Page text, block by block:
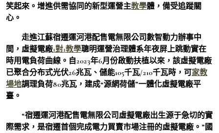
笑起來。增進供需協同的新型運營主教學體，備受追蹤關
心。
走進江蘇宿遷運河港配售電無限公司數智動力辦事中
間，虛擬電廠1對1教學聰明運營治理體系年夜屏上跳動實在
時用電負荷曲線。自2023年6月份啟動扶植以來，該虛擬電廠
已聚合分布式光伏26兆瓦、儲能105千瓦/210千瓦時，可家教
場地調理負荷80兆瓦，建成“源網荷儲”一體化虛擬電廠平
臺。
“宿遷運河港配售電無限公司虛擬電廠出生源于急切的實
際需求，是宿遷首個完成電力買賣市場注冊的虛擬電廠。”國